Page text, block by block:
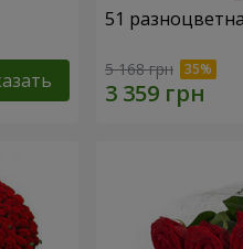
51
5 168 грн